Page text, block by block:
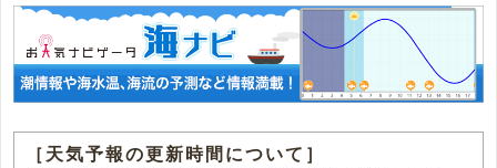
［天気予報の更新時間について］